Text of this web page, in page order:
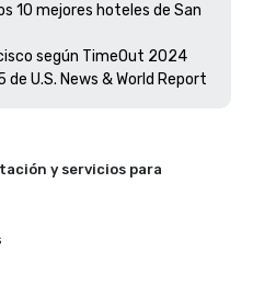
10 mejores hoteles de San
según TimeOut 2024
y servicios para